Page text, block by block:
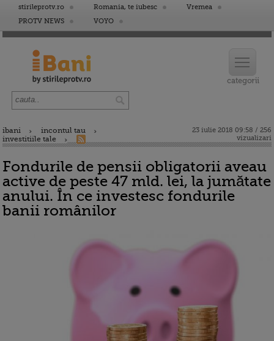
stirileprotv.ro Romania, te iubesc
Vremea
PROTV NEWS
VOYO
ibani
incontul tau
investitiile tale
23 iulie 2018 09:58 / 256
vizualizari
Fondurile de pensii obligatorii aveau
active de peste 47 mld. lei, la jumătate
anului. În ce investesc fondurile
banii românilor